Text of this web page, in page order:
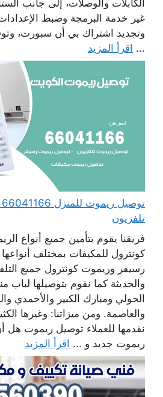
الكابلات والوصلات، إلى جانب
غير خدمة البرمجة وضبط
وتجديد اشتراك بي أن سبورت،
... اقرأ المزيد
تلفزيون
فريقنا يقوم بتأمين جميع أنواع
كونترول للمكيفات بمختلف
رسيفر وريموت كونترول جميع
والحديثة كما نقوم بتوصيلها لباب
الحولي ومبارك الكبير والأحمدي
والعاصمة. ومن ميزاتنا: وغيرها
نقدمها للعملاء توصيل ريموت هل
ريموت جديد و ... اقرأ المزيد